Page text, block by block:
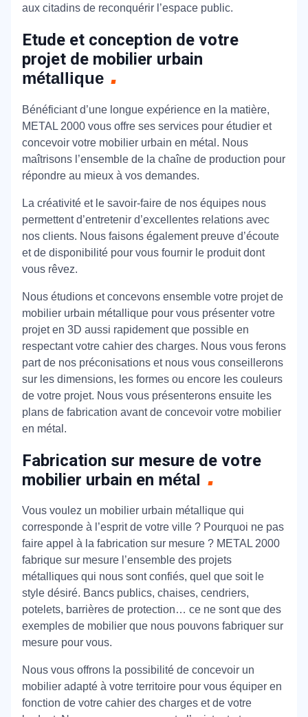
aux citadins de reconquérir l’espace public.
Etude et conception de votre
projet de mobilier urbain
métallique
Bénéficiant d’une longue expérience en la matière,
METAL 2000 vous offre ses services pour étudier et
concevoir votre mobilier urbain en métal. Nous
maîtrisons l’ensemble de la chaîne de production pour
répondre au mieux à vos demandes.
La créativité et le savoir-faire de nos équipes nous
permettent d’entretenir d’excellentes relations avec
nos clients. Nous faisons également preuve d’écoute
et de disponibilité pour vous fournir le produit dont
vous rêvez.
Nous étudions et concevons ensemble votre projet de
mobilier urbain métallique pour vous présenter votre
projet en 3D aussi rapidement que possible en
respectant votre cahier des charges. Nous vous ferons
part de nos préconisations et nous vous conseillerons
sur les dimensions, les formes ou encore les couleurs
de votre projet. Nous vous présenterons ensuite les
plans de fabrication avant de concevoir votre mobilier
en métal.
Fabrication sur mesure de votre
mobilier urbain en métal
Vous voulez un mobilier urbain métallique qui
corresponde à l’esprit de votre ville ? Pourquoi ne pas
faire appel à la fabrication sur mesure ? METAL 2000
fabrique sur mesure l’ensemble des projets
métalliques qui nous sont confiés, quel que soit le
style désiré. Bancs publics, chaises, cendriers,
potelets, barrières de protection… ce ne sont que des
exemples de mobilier que nous pouvons fabriquer sur
mesure pour vous.
Nous vous offrons la possibilité de concevoir un
mobilier adapté à votre territoire pour vous équiper en
fonction de votre cahier des charges et de votre